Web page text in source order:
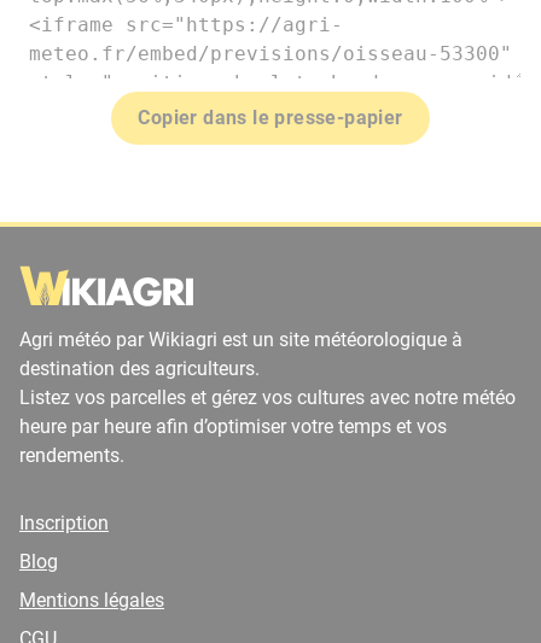
Copier dans le presse-papier
Agri météo par Wikiagri est un site météorologique à
destination des agriculteurs.
Listez vos parcelles et gérez vos cultures avec notre météo
heure par heure afin d’optimiser votre temps et vos
rendements.
Inscription
Blog
Mentions légales